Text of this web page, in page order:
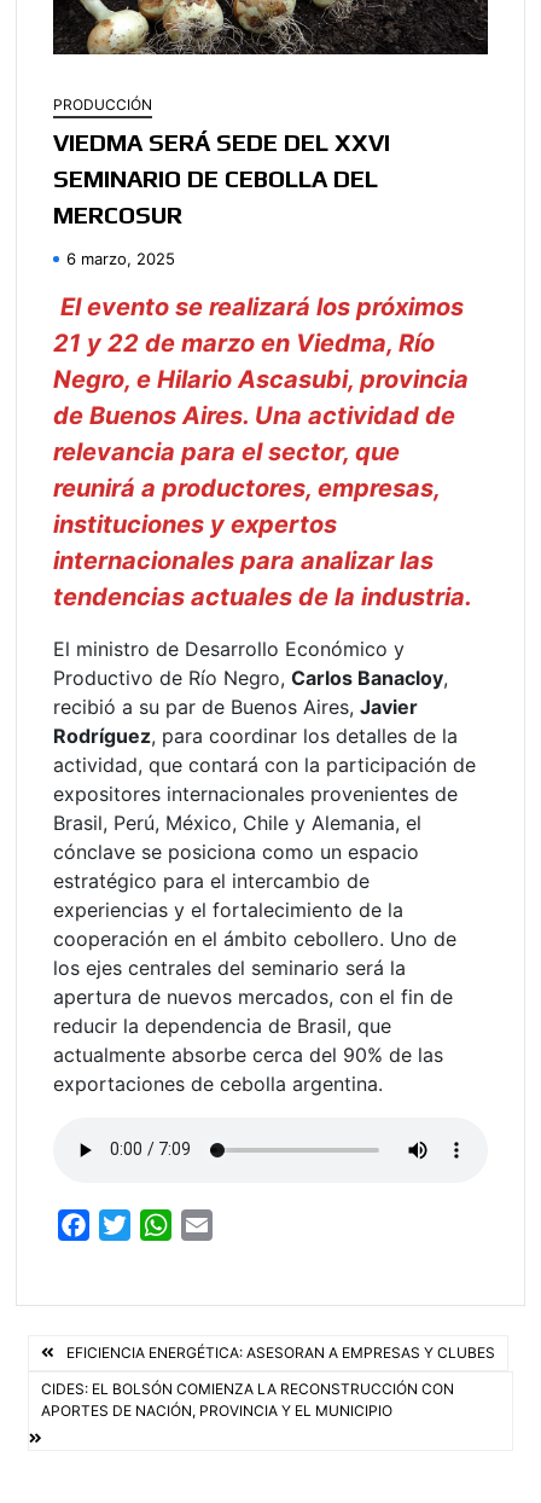
PRODUCCIÓN
VIEDMA SERÁ SEDE DEL XXVI
SEMINARIO DE CEBOLLA DEL
MERCOSUR
6 marzo, 2025
El evento se realizará los próximos
21 y 22 de marzo en Viedma, Río
Negro, e Hilario Ascasubi, provincia
de Buenos Aires. Una actividad de
relevancia para el sector, que
reunirá a productores, empresas,
instituciones y expertos
internacionales para analizar las
tendencias actuales de la industria.
El ministro de Desarrollo Económico y
Productivo de Río Negro,Carlos Banacloy,
recibió a su par de Buenos Aires,Javier
Rodríguez, para coordinar los detalles de la
actividad, que contará con la participación de
expositores internacionales provenientes de
Brasil, Perú, México, Chile y Alemania, el
cónclave se posiciona como un espacio
estratégico para el intercambio de
experiencias y el fortalecimiento de la
cooperación en el ámbito cebollero. Uno de
los ejes centrales del seminario será la
apertura de nuevos mercados, con el fin de
reducir la dependencia de Brasil, que
actualmente absorbe cerca del 90% de las
exportaciones de cebolla argentina.
b
o
o
t
e
r
W
s
A
p
l
Navegación
de
entradas
EFICIENCIA ENERGÉTICA: ASESORAN A EMPRESAS Y CLUBES
CIDES: EL BOLSÓN COMIENZA LA RECONSTRUCCIÓN CON
APORTES DE NACIÓN, PROVINCIA Y EL MUNICIPIO